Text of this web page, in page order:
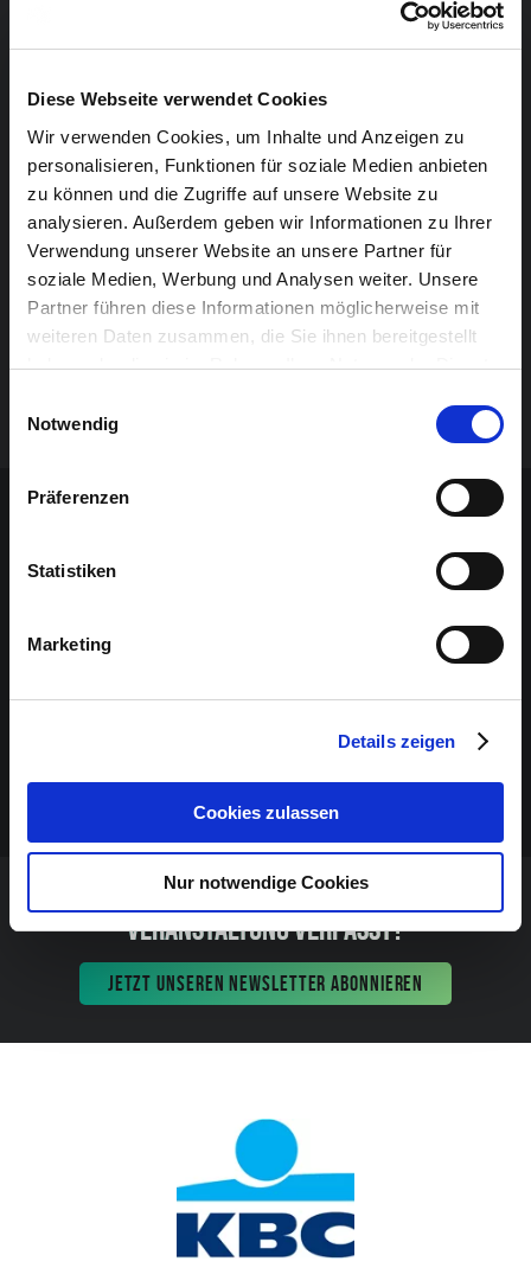
Diese Webseite verwendet Cookies
Wir verwenden Cookies, um Inhalte und Anzeigen zu
personalisieren, Funktionen für soziale Medien anbieten
zu können und die Zugriffe auf unsere Website zu
analysieren. Außerdem geben wir Informationen zu Ihrer
Verwendung unserer Website an unsere Partner für
soziale Medien, Werbung und Analysen weiter. Unsere
Partner führen diese Informationen möglicherweise mit
weiteren Daten zusammen, die Sie ihnen bereitgestellt
haben oder die sie im Rahmen Ihrer Nutzung der Dienste
Notwendig
Präferenzen
Statistiken
Marketing
Details zeigen
Cookies zulassen
Nur notwendige Cookies
der Verlobten“ wurde das System der grafischen
Notation weiterentwickelt, Elemente aus den Werken
Kirschvinks extrahiert und mit gezielter musikalischer
Wirkung rekonstruiert. Erfrischend neue Bild- und
Klangkonstrukte entstehen: Eine interdisziplinäre,
künstlerisch lebendige Begegnung.
Marc Kirschvink ist seit 1988 als Künstler tätig. Seine
Werke waren bereits im Kunsthaus Rhenania in Köln,
Haus in Köln zu sehen.
VERANSTALTUNG VERPASST?
JETZT UNSEREN NEWSLETTER ABONNIEREN